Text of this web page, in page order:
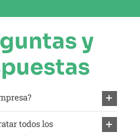
y
todos los